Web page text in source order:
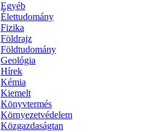
Egyéb
Élettudomány
Fizika
Földrajz
Földtudomány
Geológia
Hírek
Kémia
Kiemelt
Könyvtermés
Környezetvédelem
Közgazdaságtan